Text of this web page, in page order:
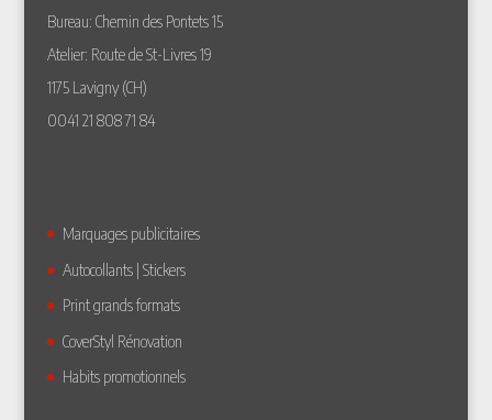
Bureau: Chemin des Pontets 15
Atelier: Route de St-Livres 19
1175 Lavigny (CH)
0041 21 808 71 84
Marquages publicitaires
Autocollants | Stickers
Print grands formats
CoverStyl Rénovation
Habits promotionnels